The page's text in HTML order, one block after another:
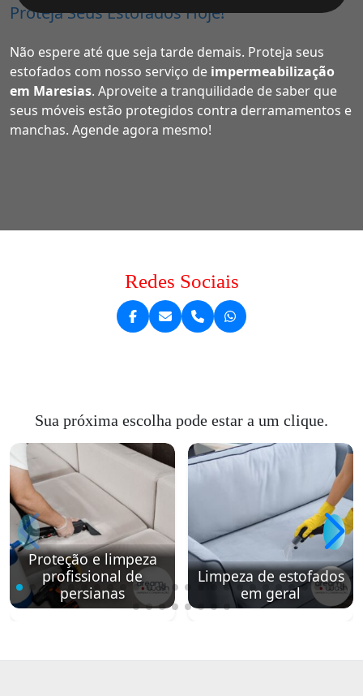
Proteja Seus Estofados Hoje!
Não espere até que seja tarde demais. Proteja seus
estofados com nosso serviço de impermeabilização
em Maresias. Aproveite a tranquilidade de saber que
seus móveis estão protegidos contra derramamentos e
manchas. Agende agora mesmo!
Redes Sociais
Sua próxima escolha pode estar a um clique.
Proteção e limpeza
profissional de
persianas
Limpeza de estofados
em geral